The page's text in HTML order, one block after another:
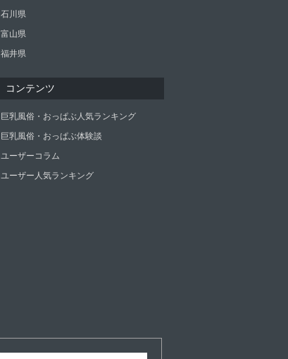
石川県
富山県
福井県
コンテンツ
巨乳風俗・おっぱぶ人気ランキング
巨乳風俗・おっぱぶ体験談
ユーザーコラム
ユーザー人気ランキング